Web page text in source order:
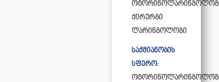
ქირურგი
ლარინგოლოგი
საქმიანობის
სფერო: